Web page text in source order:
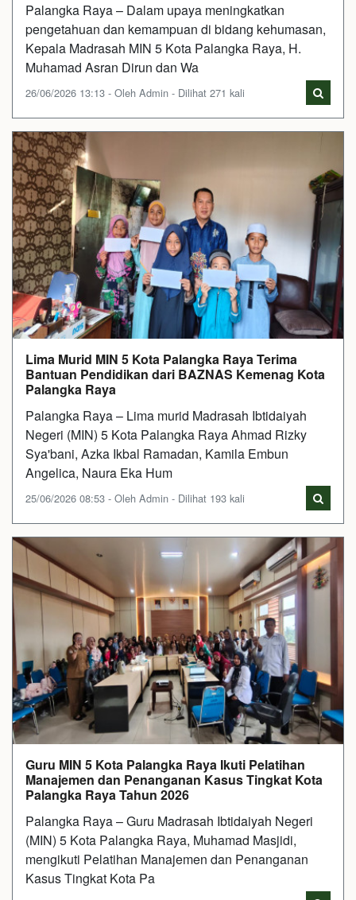
Palangka Raya – Dalam upaya meningkatkan
pengetahuan dan kemampuan di bidang kehumasan,
Kepala Madrasah MIN 5 Kota Palangka Raya, H.
Muhamad Asran Dirun dan Wa
26/06/2026 13:13 - Oleh Admin - Dilihat 271 kali
Lima Murid MIN 5 Kota Palangka Raya Terima
Bantuan Pendidikan dari BAZNAS Kemenag Kota
Palangka Raya
Palangka Raya – Lima murid Madrasah Ibtidaiyah
Negeri (MIN) 5 Kota Palangka Raya Ahmad Rizky
Sya'bani, Azka Ikbal Ramadan, Kamila Embun
Angelica, Naura Eka Hum
25/06/2026 08:53 - Oleh Admin - Dilihat 193 kali
Guru MIN 5 Kota Palangka Raya Ikuti Pelatihan
Manajemen dan Penanganan Kasus Tingkat Kota
Palangka Raya Tahun 2026
Palangka Raya – Guru Madrasah Ibtidaiyah Negeri
(MIN) 5 Kota Palangka Raya, Muhamad Masjidi,
mengikuti Pelatihan Manajemen dan Penanganan
Kasus Tingkat Kota Pa